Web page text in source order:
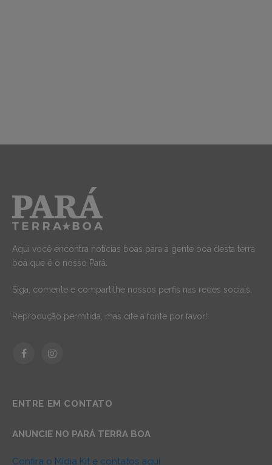
Aqui você encontra notícias boas para a gente boa desta terra
boa que é o nosso Pará.
Siga, comente e compartilhe nossos perfis nas redes sociais.
Reprodução permitida, mas cite a fonte por favor!
FacebookInstagram
ENTRE EM CONTATO
ANUNCIE NO PARÁ TERRA BOA
Confira o Mídia Kit e contatos aqui